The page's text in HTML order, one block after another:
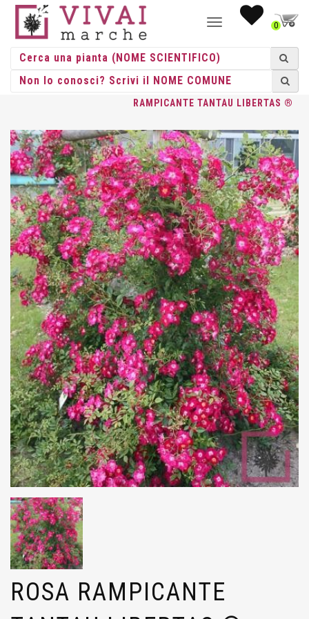
NAVIGAZIONE0
HOME/ROSE/ROSE RAMPICANTI/TANTAU / ROSA
RAMPICANTE TANTAU LIBERTAS ®
ROSA RAMPICANTE